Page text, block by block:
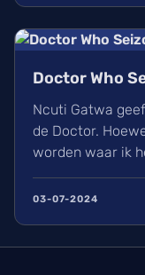
Doctor Who
Ncuti Gatwa
de Doctor.
worden waar ik
regeneratie van
watch met
03-07-2024